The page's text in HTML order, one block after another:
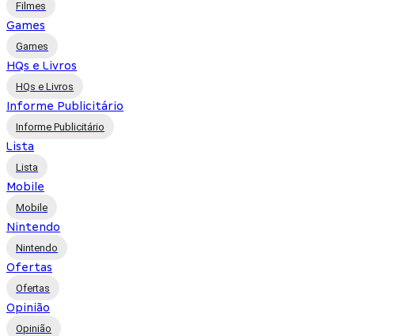
Filmes
Games
Games
HQs e Livros
HQs e Livros
Informe Publicitário
Informe Publicitário
Lista
Lista
Mobile
Mobile
Nintendo
Nintendo
Ofertas
Ofertas
Opinião
Opinião